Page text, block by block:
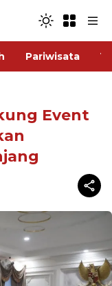
Pariwisata
Event